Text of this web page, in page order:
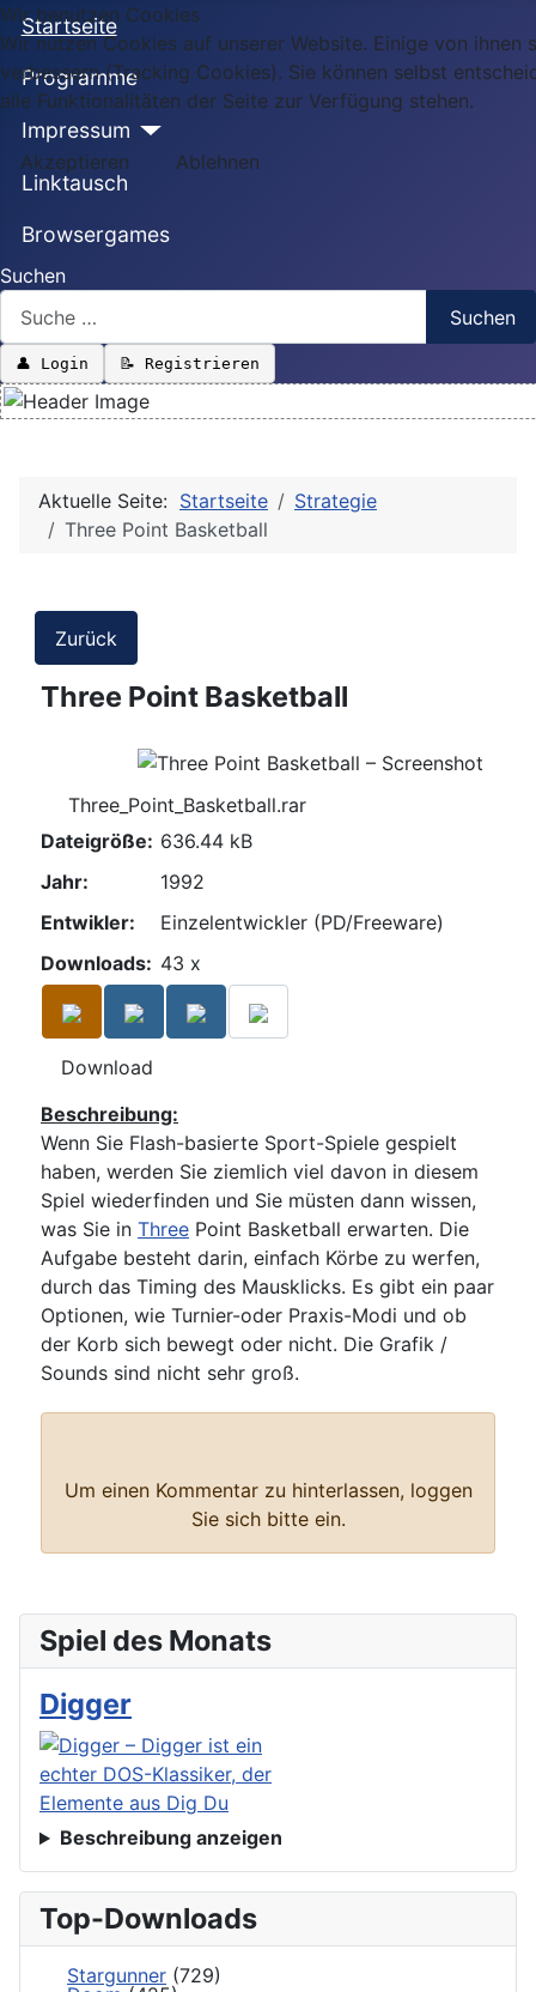
Startseite
Programme
Impressum
Linktausch
Browsergames
Suchen
Suchen
👤 Login 📝 Registrieren
Aktuelle Seite: Startseite
Strategie
Three Point Basketball
Zurück
Three Point Basketball
Three_Point_Basketball.rar
Dateigröße: 636.44 kB
Jahr:
1992
Entwikler:
Einzelentwickler (PD/Freeware)
Downloads: 43 x
Download
Beschreibung:
Wenn Sie Flash-basierte Sport-Spiele gespielt
haben, werden Sie ziemlich viel davon in diesem
Spiel wiederfinden und Sie müsten dann wissen,
was Sie in Three Point Basketball erwarten. Die
Aufgabe besteht darin, einfach Körbe zu werfen,
durch das Timing des Mausklicks. Es gibt ein paar
Optionen, wie Turnier-oder Praxis-Modi und ob
der Korb sich bewegt oder nicht. Die Grafik /
Sounds sind nicht sehr groß.
Um einen Kommentar zu hinterlassen, loggen
Sie sich bitte ein.
Spiel des Monats
Digger
Beschreibung anzeigen
Top-Downloads
Stargunner (729)
Wir benutzen Cookies
Wir nutzen Cookies auf unserer Website. Einige von
verbessern (Tracking Cookies). Sie können selbst
alle Funktionalitäten der Seite zur Verfügung stehen.
Akzeptieren Ablehnen